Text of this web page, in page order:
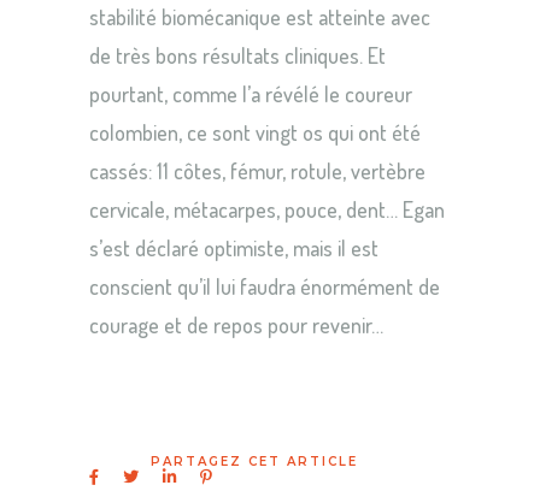
stabilité biomécanique est atteinte avec
de très bons résultats cliniques. Et
pourtant, comme l’a révélé le coureur
colombien, ce sont vingt os qui ont été
cassés: 11 côtes, fémur, rotule, vertèbre
cervicale, métacarpes, pouce, dent… Egan
s’est déclaré optimiste, mais il est
conscient qu’il lui faudra énormément de
courage et de repos pour revenir…